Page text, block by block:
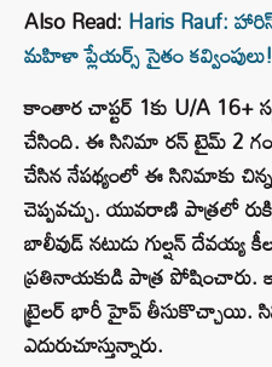
Also Read: Haris Rauf:
మహిళా ప్లేయర్స్ సైతం కవ్వింపులు!
కాంతార చాప్టర్‌ 1కు U/A 16+
చేసింది. ఈ సినిమా రన్ టైమ్‌ 2
చేసిన నేపథ్యంలో ఈ సినిమాకు
చెప్పవచ్చు. యువరాణి పాత్రలో
బాలీవుడ్ నటుడు గుల్షన్ దేవయ్య
ప్రతినాయకుడి పాత్ర పోషించారు.
ట్రైలర్ భారీ హైప్ తీసుకొచ్చాయి.
ఎదురుచూస్తున్నారు.